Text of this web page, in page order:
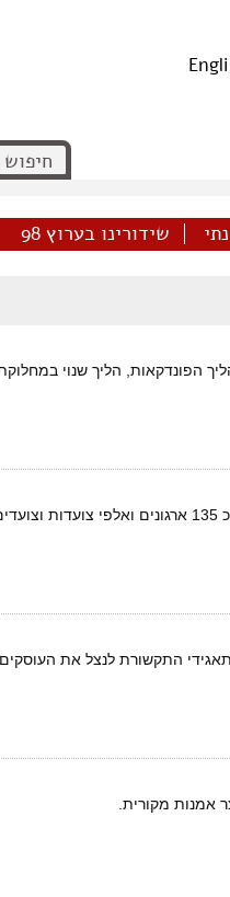
שידורינו בערוץ 98
הפונדקאות, הליך שנוי
התקשורת לנצל את
אמנות מקורית.